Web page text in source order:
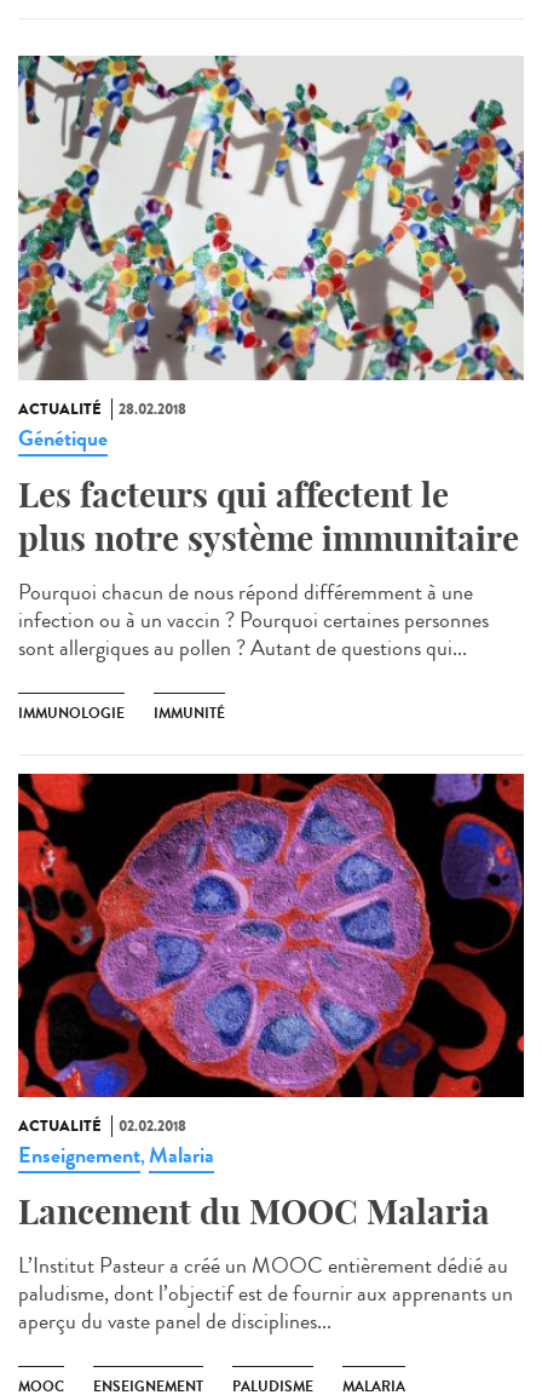
ACTUALITÉ 28.02.2018
Génétique
Les facteurs qui affectent le
plus notre système immunitaire
Pourquoi chacun de nous répond différemment à une
infection ou à un vaccin ? Pourquoi certaines personnes
sont allergiques au pollen ? Autant de questions qui...
IMMUNOLOGIE IMMUNITÉ
ACTUALITÉ 02.02.2018
Enseignement,Malaria
Lancement du MOOC Malaria
L’Institut Pasteur a créé un MOOC entièrement dédié au
paludisme, dont l’objectif est de fournir aux apprenants un
aperçu du vaste panel de disciplines...
MOOC ENSEIGNEMENT PALUDISME MALARIA